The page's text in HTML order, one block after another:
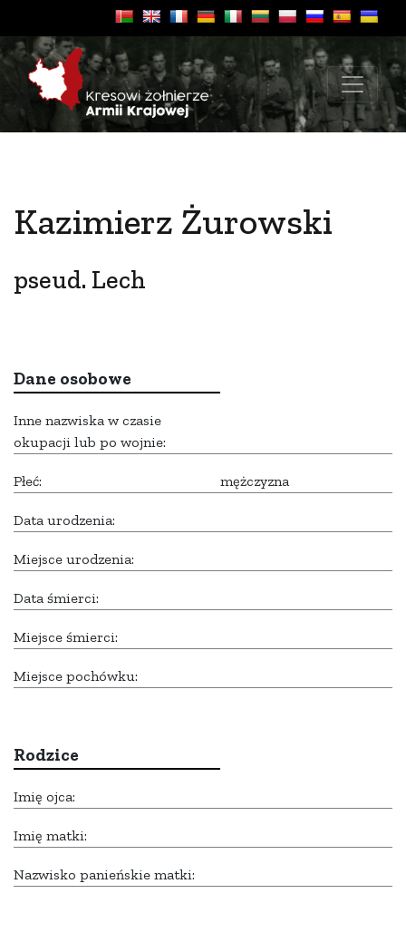
Kazimierz Żurowski
pseud. Lech
Dane osobowe
Inne nazwiska w czasie
okupacji lub po wojnie:
Płeć: mężczyzna
Data urodzenia:
Miejsce urodzenia:
Data śmierci:
Miejsce śmierci:
Miejsce pochówku:
Rodzice
Imię ojca:
Imię matki:
Nazwisko panieńskie matki: